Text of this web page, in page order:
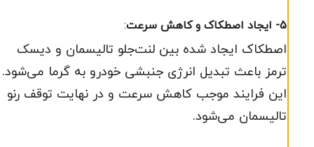
5- ایجاد اصطکاک و کاهش سرعت :
اصطکاک ایجاد شده بین لنت‌جلو تالیسمان و دیسک
ترمز باعث تبدیل انرژی جنبشی خودرو به گرما می‌شود.
این فرایند موجب کاهش سرعت و در نهایت توقف رنو
تالیسمان می‌شود.